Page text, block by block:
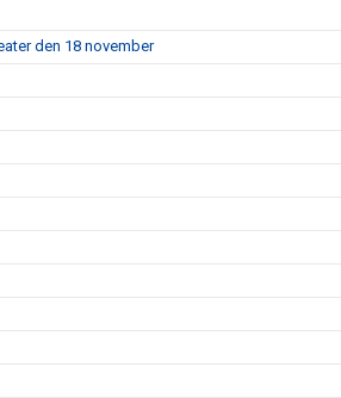
den 18 november